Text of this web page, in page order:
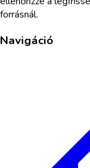
forrásnál.
Navigáció